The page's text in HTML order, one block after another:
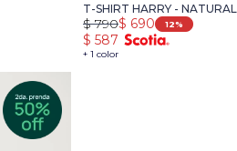
T-SHIRT HARRY - NATURAL
+ 1 color
$ 690
$ 790 12
$ 587